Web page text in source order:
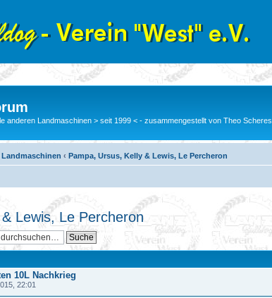
anderen Landmaschinen > seit 1999 < - zusammengestellt von Theo Scheres
‹ Pampa, Ursus, Kelly & Lewis, Le Percheron
Lewis, Le Percheron
10L Nachkrieg
22:01